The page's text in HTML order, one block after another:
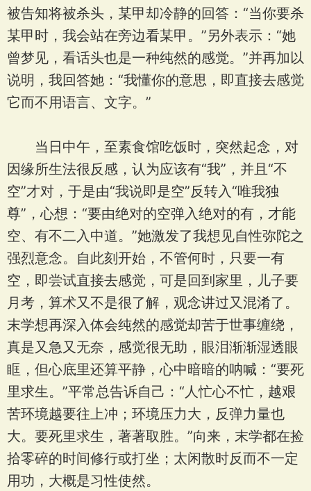
被告知将被杀头，某甲却冷静的回答：“当你要杀
某甲时，我会站在旁边看某甲。”另外表示：“她
曾梦见，看话头也是一种纯然的感觉。”并再加以
说明，我回答她：“我懂你的意思，即直接去感觉
它而不用语言、文字。”
当日中午，至素食馆吃饭时，突然起念，对
因缘所生法很反感，认为应该有“我”，并且“不
空”才对，于是由“我说即是空”反转入“唯我独
尊”，心想：“要由绝对的空弹入绝对的有，才能
空、有不二入中道。”她激发了我想见自性弥陀之
强烈意念。自此刻开始，不管何时，只要一有
空，即尝试直接去感觉，可是回到家里，儿子要
月考，算术又不是很了解，观念讲过又混淆了。
末学想再深入体会纯然的感觉却苦于世事缠绕，
真是又急又无奈，感觉很无助，眼泪渐渐湿透眼
眶，但心底里还算平静，心中暗暗的呐喊：“要死
里求生。”平常总告诉自己：“人忙心不忙，越艰
苦环境越要往上冲；环境压力大，反弹力量也
大。要死里求生，著著取胜。”向来，末学都在捡
拾零碎的时间修行或打坐；太闲散时反而不一定
用功，大概是习性使然。